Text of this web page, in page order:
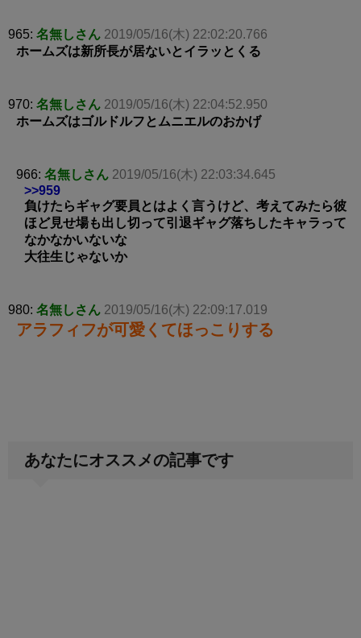
965: 名無しさん 2019/05/16(木) 22:02:20.766
ホームズは新所長が居ないとイラッとくる
970: 名無しさん 2019/05/16(木) 22:04:52.950
ホームズはゴルドルフとムニエルのおかげ
966: 名無しさん 2019/05/16(木) 22:03:34.645
>>959
負けたらギャグ要員とはよく言うけど、考えてみたら彼
ほど見せ場も出し切って引退ギャグ落ちしたキャラって
なかなかいないな
大往生じゃないか
980: 名無しさん 2019/05/16(木) 22:09:17.019
アラフィフが可愛くてほっこりする
あなたにオススメの記事です